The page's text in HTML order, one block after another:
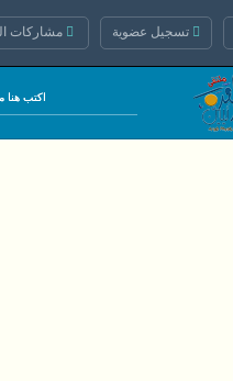
تسجيل عضوية مشاركات